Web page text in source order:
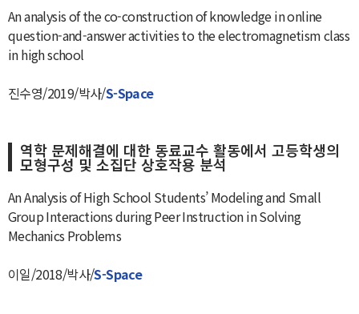
An analysis of the co-construction of knowledge in online
question-and-answer activities to the electromagnetism class
in high school
진수영/2019/박사/S-Space
역학 문제해결에 대한 동료교수 활동에서 고등학생의
모형구성 및 소집단 상호작용 분석
An Analysis of High School Students’ Modeling and Small
Group Interactions during Peer Instruction in Solving
Mechanics Problems
이일/2018/박사/S-Space